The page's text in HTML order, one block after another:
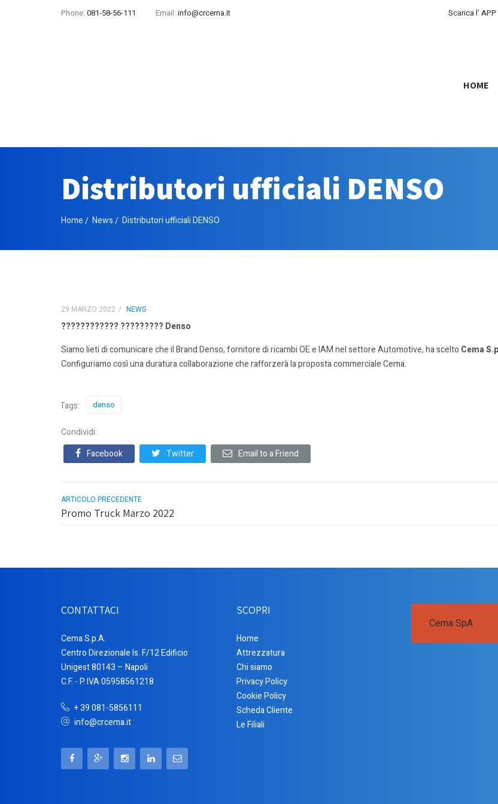
Phone: 081-58-56-111 Email: info@crcema.it Scarica l’ APP
HOME
Distributori ufficiali DENSO
Home News Distributori ufficiali DENSO
29 MARZO 2022 NEWS
???????????? ????????? Denso
Siamo lieti di comunicare che il Brand Denso, fornitore di ricambi OE e IAM nel settore Automotive, ha scelto Cema
Configuriamo così una duratura collaborazione che rafforzerà la proposta commerciale Cema.
Tags: denso
Condividi:
Facebook
Twitter Email to a Friend
ARTICOLO PRECEDENTE
Promo Truck Marzo 2022
CONTATTACI
Cema S.p.A.
Centro Direzionale Is. F/12 Edificio
Unigest 80143 – Napoli
C.F. - P. IVA 05958561218
+ 39 081-5856111
info@crcema.it
SCOPRI
Home
Attrezzatura
Chi siamo
Privacy Policy
Cookie Policy
Scheda Cliente
Le Filiali
Cema SpA